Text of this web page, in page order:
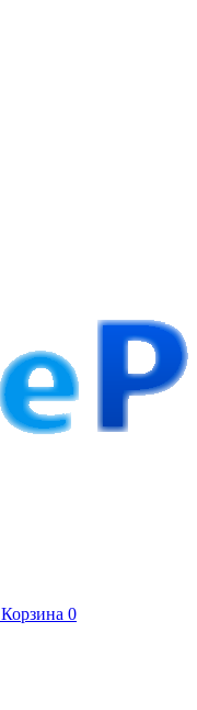
Корзина 0